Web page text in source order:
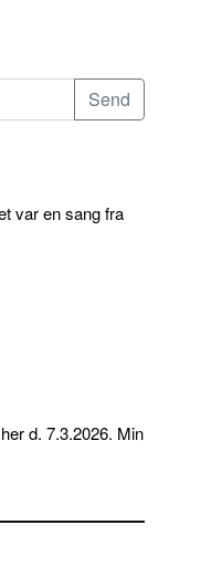
var en sang fra
d. 7.3.2026. Min